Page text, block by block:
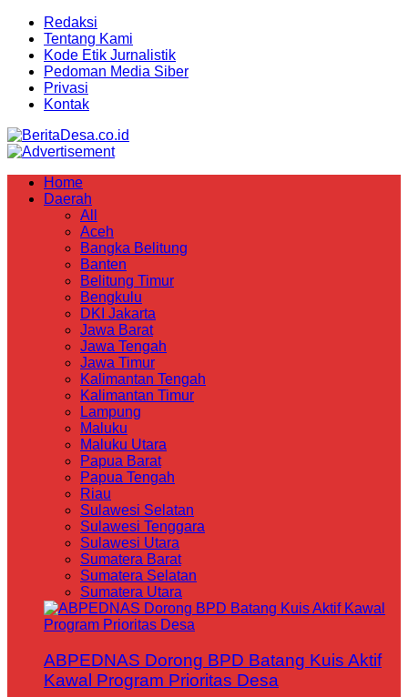
Redaksi
Tentang Kami
Kode Etik Jurnalistik
Pedoman Media Siber
Privasi
Kontak
Home
Daerah
All
Aceh
Bangka Belitung
Banten
Belitung Timur
Bengkulu
DKI Jakarta
Jawa Barat
Jawa Tengah
Jawa Timur
Kalimantan Tengah
Kalimantan Timur
Lampung
Maluku
Maluku Utara
Papua Barat
Papua Tengah
Riau
Sulawesi Selatan
Sulawesi Tenggara
Sulawesi Utara
Sumatera Barat
Sumatera Selatan
Sumatera Utara
ABPEDNAS Dorong BPD Batang Kuis Aktif
Kawal Program Prioritas Desa